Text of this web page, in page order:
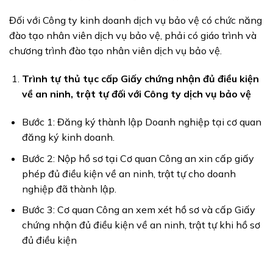
Đối với Công ty kinh doanh dịch vụ bảo vệ có chức năng
đào tạo nhân viên dịch vụ bảo vệ, phải có giáo trình và
chương trình đào tạo nhân viên dịch vụ bảo vệ.
Trình tự thủ tục cấp Giấy chứng nhận đủ điều kiện
về an ninh, trật tự đối với Công ty dịch vụ bảo vệ
Bước 1: Đăng ký thành lập Doanh nghiệp tại cơ quan
đăng ký kinh doanh.
Bước 2: Nộp hồ sơ tại Cơ quan Công an xin cấp giấy
phép đủ điều kiện về an ninh, trật tự cho doanh
nghiệp đã thành lập.
Bước 3: Cơ quan Công an xem xét hồ sơ và cấp Giấy
chứng nhận đủ điều kiện về an ninh, trật tự khi hồ sơ
đủ điều kiện